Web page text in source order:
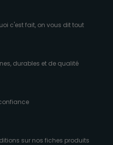
c'est fait, on vous dit tout
durables et de qualité
sur nos fiches produits